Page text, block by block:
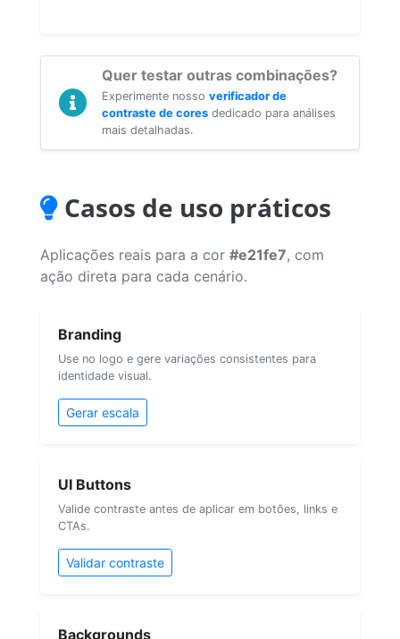
Quer testar outras combinações?
Experimente nosso verificador de
contraste de cores dedicado para análises
mais detalhadas.
Casos de uso práticos
Aplicações reais para a cor #e21fe7, com
ação direta para cada cenário.
Branding
Use no logo e gere variações consistentes para
identidade visual.
Gerar escala
UI Buttons
Valide contraste antes de aplicar em botões, links e
CTAs.
Validar contraste
Backgrounds